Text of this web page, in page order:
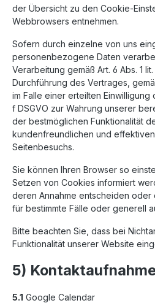
der Übersicht zu den Cookie-
Webbrowsers entnehmen.
Sofern durch einzelne von uns
personenbezogene Daten
Verarbeitung gemäß Art. 6 Abs. 1
Durchführung des Vertrages,
im Falle einer erteilten Einwilligung
f DSGVO zur Wahrung unserer
der bestmöglichen Funktionalität
kundenfreundlichen und
Seitenbesuchs.
Sie können Ihren Browser so
Setzen von Cookies informiert
deren Annahme entscheiden oder
für bestimmte Fälle oder generell
Bitte beachten Sie, dass bei
Funktionalität unserer Website
5)
5.1 Google Calendar